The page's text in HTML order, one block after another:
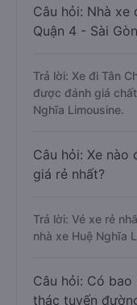
Câu hỏi: Nhà xe
Quận 4 - Sài
Trả lời: Xe đi Tân
được đánh giá
Nghĩa Limousine.
Câu hỏi: Xe nào
giá rẻ nhất?
Trả lời: Vé xe rẻ
nhà xe Huệ Nghĩa
Câu hỏi: Có bao
thác tuyến